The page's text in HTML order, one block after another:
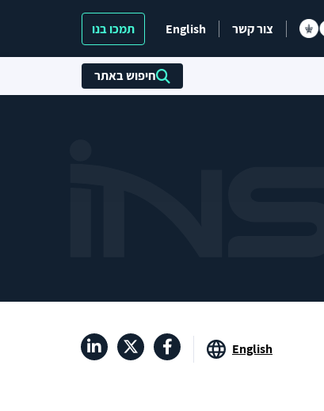
צור קשר English תמכו בנו
חיפוש באתר
English